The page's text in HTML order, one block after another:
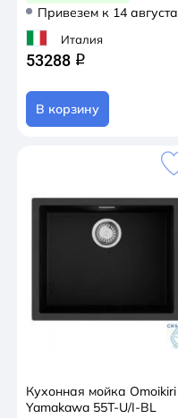
Привезем к 14 августа
Италия
53288 q
В корзину
Кухонная мойка Omoikiri
Yamakawa 55T-U/I-BL